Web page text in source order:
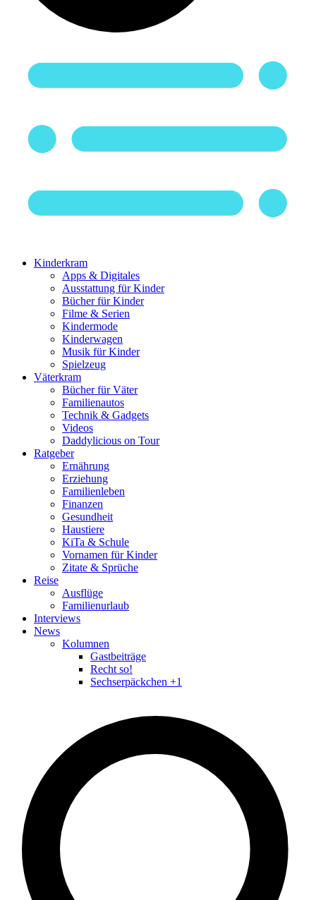
Kinderkram
Apps & Digitales
Ausstattung für Kinder
Bücher für Kinder
Filme & Serien
Kindermode
Kinderwagen
Musik für Kinder
Spielzeug
Väterkram
Bücher für Väter
Familienautos
Technik & Gadgets
Videos
Daddylicious on Tour
Ratgeber
Ernährung
Erziehung
Familienleben
Finanzen
Gesundheit
Haustiere
KiTa & Schule
Vornamen für Kinder
Zitate & Sprüche
Reise
Ausflüge
Familienurlaub
Interviews
News
Kolumnen
Gastbeiträge
Recht so!
Sechserpäckchen +1